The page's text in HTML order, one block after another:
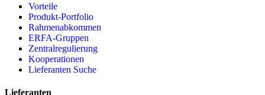
Vorteile
Produkt-Portfolio
Rahmenabkommen
ERFA-Gruppen
Zentralregulierung
Kooperationen
Lieferanten Suche
Lieferanten